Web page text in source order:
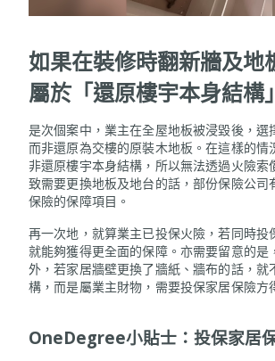
如果在裝修時翻新牆及地
屬於「還原樓宇本身結構
是次個案中，業主在全屋地板被浸毀後，選
而非還原為交樓的原裝木地板。在這樣的情
非還原樓宇本身結構，所以無法透過火險索
致需要更換地板及地台的話，部份保險公司
保險的保障項目。
再一次地，就算業主已投保火險，若同時投
就能夠獲得更全面的保障。亦需要留意的是
外，若家居牆壁更換了牆紙、牆布的話，就
構，而是屬業主財物，需要投保家居保險方
OneDegree小貼士：投保家居